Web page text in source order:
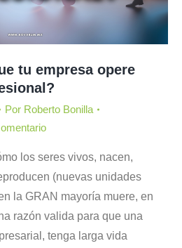
tu empresa opere
Por Roberto Bonilla
los seres vivos, nacen,
(nuevas unidades
la GRAN mayoría muere, en
razón valida para que una
tenga larga vida